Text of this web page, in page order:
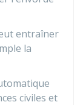
entraîner
la
civiles et